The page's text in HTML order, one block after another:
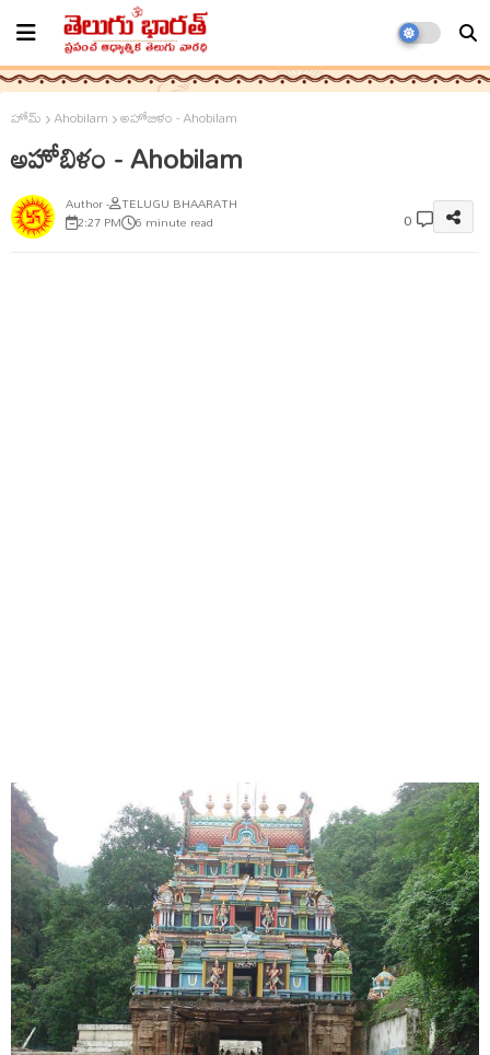
హోమ్ Ahobilam అహోబిళం - Ahobilam
అహోబిళం - Ahobilam
TELUGU BHAARATH
2:27 PM 6 minute read 0